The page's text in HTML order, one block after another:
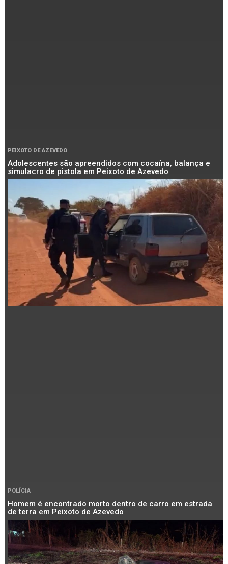
PEIXOTO DE AZEVEDO
Adolescentes são apreendidos com cocaína, balança e
simulacro de pistola em Peixoto de Azevedo
POLÍCIA
Homem é encontrado morto dentro de carro em estrada
de terra em Peixoto de Azevedo